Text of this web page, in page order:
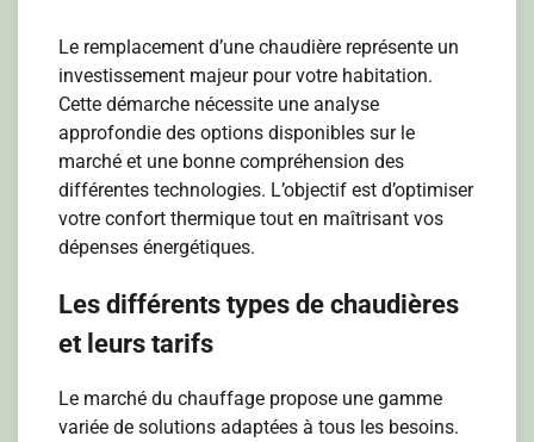
Le remplacement d’une chaudière représente un
investissement majeur pour votre habitation.
Cette démarche nécessite une analyse
approfondie des options disponibles sur le
marché et une bonne compréhension des
différentes technologies. L’objectif est d’optimiser
votre confort thermique tout en maîtrisant vos
dépenses énergétiques.
Les différents types de chaudières
et leurs tarifs
Le marché du chauffage propose une gamme
variée de solutions adaptées à tous les besoins.